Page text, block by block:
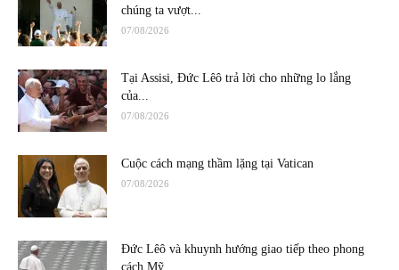
chúng ta vượt...
07/08/2026
Tại Assisi, Đức Lêô trả lời cho những lo lắng
của...
07/08/2026
Cuộc cách mạng thầm lặng tại Vatican
07/08/2026
Đức Lêô và khuynh hướng giao tiếp theo phong
cách Mỹ